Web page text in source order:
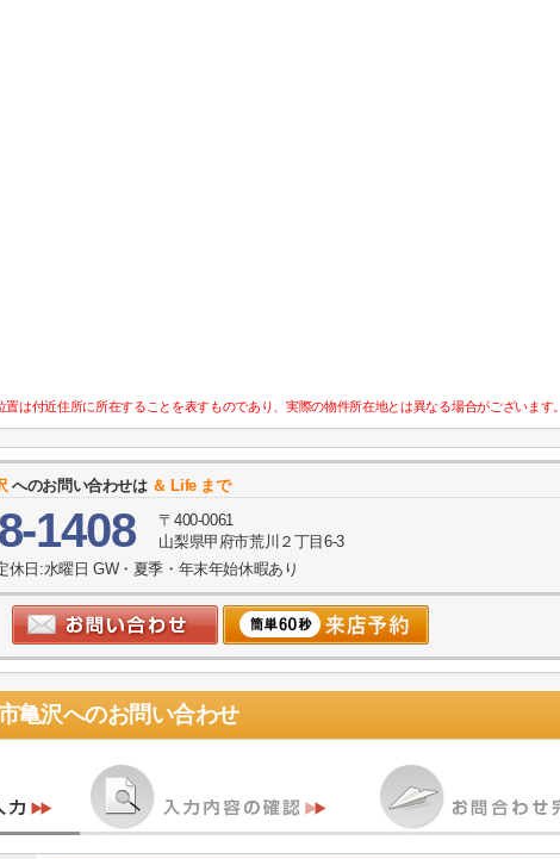
は付近住所に所在することを表すものであり、実際の物件所在地とは異なる場合がございます。
へのお問い合わせは ＆ Life まで
1408
〒400-0061
山梨県甲府市荒川２丁目6-3
休日:水曜日 GW・夏季・年末年始休暇あり
亀沢へのお問い合わせ